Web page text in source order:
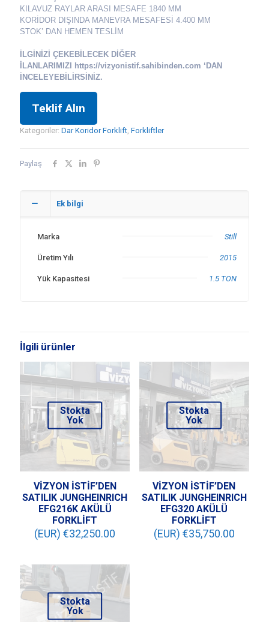
KILAVUZ RAYLAR ARASI MESAFE 1840 MM
KORİDOR DIŞINDA MANEVRA MESAFESİ 4.400 MM
STOK’ DAN HEMEN TESLİM
İLGİNİZİ ÇEKEBİLECEK DİĞER
İLANLARIMIZI https://vizyonistif.sahibinden.com ‘DAN
İNCELEYEBİLİRSİNİZ.
Teklif Alın
Kategoriler: Dar Koridor Forklift Forkliftler
Paylaş
Ek bilgi
Marka Still
Üretim Yılı 2015
Yük Kapasitesi 1.5 TON
İlgili ürünler
Stokta
Yok
VİZYON İSTİF’DEN
SATILIK JUNGHEINRICH
EFG216K AKÜLÜ
FORKLİFT
(EUR) €32,250.00
Stokta
Yok
VİZYON İSTİF’DEN
SATILIK JUNGHEINRICH
EFG320 AKÜLÜ
FORKLİFT
(EUR) €35,750.00
Stokta
Yok